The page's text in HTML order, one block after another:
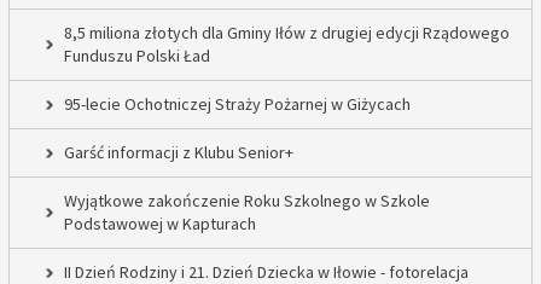
8,5 miliona złotych dla Gminy Iłów z drugiej edycji Rządowego
Funduszu Polski Ład
95-lecie Ochotniczej Straży Pożarnej w Giżycach
Garść informacji z Klubu Senior+
Wyjątkowe zakończenie Roku Szkolnego w Szkole
Podstawowej w Kapturach
II Dzień Rodziny i 21. Dzień Dziecka w Iłowie - fotorelacja